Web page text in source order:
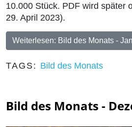
10.000 Stück. PDF wird später
29. April 2023).
Weiterlesen: Bild des Monats -
TAGS: Bild des Monats
Bild des Monats -